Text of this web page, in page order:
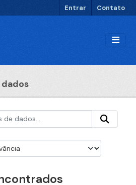
Entrar Contato